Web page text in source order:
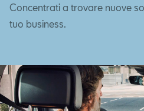
Concentrati a trovare nuove
tuo business.